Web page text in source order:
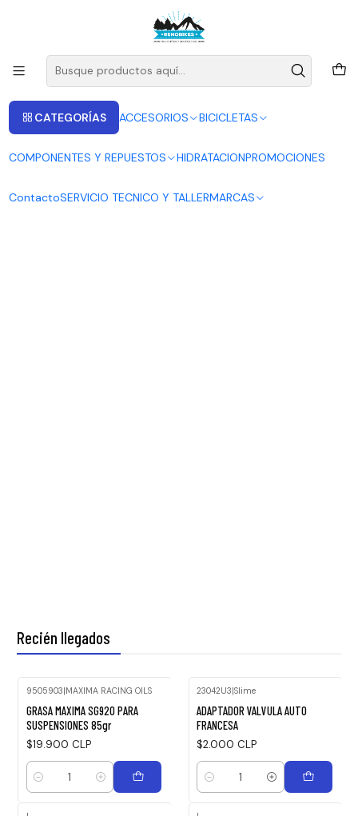
CATEGORÍAS ACCESORIOS BICICLETAS
COMPONENTES Y REPUESTOS HIDRATACIONPROMOCIONES
ContactoSERVICIO TECNICO Y TALLERMARCAS
ENVIOS A LAS RECIONES V - IV - RM DESDE 2.990
Recién llegados
9505903|MAXIMA RACING OILS
GRASA MAXIMA SG920 PARA
SUSPENSIONES 85gr
$19.900 CLP
Cantidad
23042U3|Slime
ADAPTADOR VALVULA AUTO
FRANCESA
$2.000 CLP
Cantidad